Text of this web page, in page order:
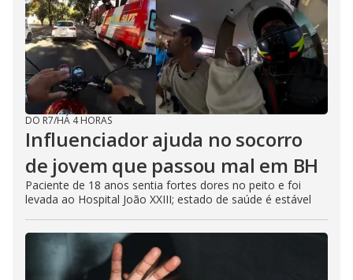
DO R7/HÁ 4 HORAS
Influenciador ajuda no socorro
de jovem que passou mal em BH
Paciente de 18 anos sentia fortes dores no peito e foi
levada ao Hospital João XXIII; estado de saúde é estável